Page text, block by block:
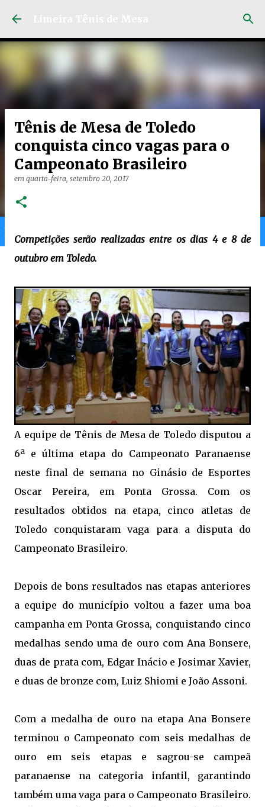
Home Limeira Gran Ranking
Tênis de Mesa de Toledo
conquista cinco vagas para o
Campeonato Brasileiro
em quarta-feira, setembro 20, 2017
Competições serão realizadas entre os dias 4 e 8 de
outubro em Toledo.
A equipe de Tênis de Mesa de Toledo disputou a
6ª e última etapa do Campeonato Paranaense
neste final de semana no Ginásio de Esportes
Oscar Pereira, em Ponta Grossa. Com os
resultados obtidos na etapa, cinco atletas de
Toledo conquistaram vaga para a disputa do
Campeonato Brasileiro.
Depois de bons resultados nas etapas anteriores
a equipe do município voltou a fazer uma boa
campanha em Ponta Grossa, conquistando cinco
medalhas sendo uma de ouro com Ana Bonsere,
duas de prata com, Edgar Inácio e Josimar Xavier,
e duas de bronze com, Luiz Shiomi e João Assoni.
Com a medalha de ouro na etapa Ana Bonsere
terminou o Campeonato com seis medalhas de
ouro em seis etapas e sagrou-se campeã
paranaense na categoria infantil, garantindo
também uma vaga para o Campeonato Brasileiro.